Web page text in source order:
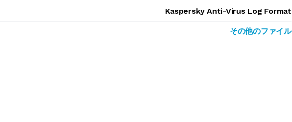
Kaspersky Anti-Virus Log Format
その他のファイル